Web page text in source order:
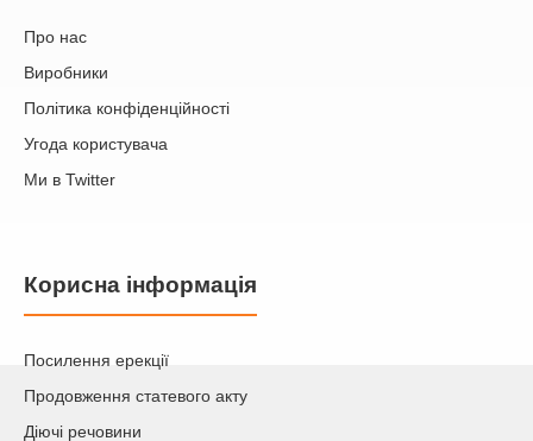
Про нас
Виробники
Політика конфіденційності
Угода користувача
Ми в Twitter
Корисна інформація
Посилення ерекції
Продовження статевого акту
Діючі речовини